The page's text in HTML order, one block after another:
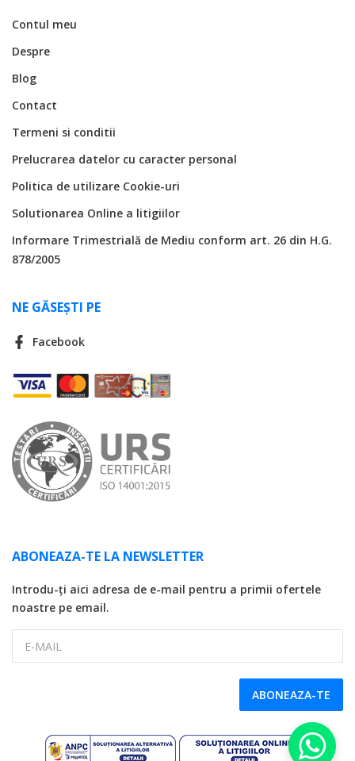
Contul meu
Despre
Blog
Contact
Termeni si conditii
Prelucrarea datelor cu caracter personal
Politica de utilizare Cookie-uri
Solutionarea Online a litigiilor
Informare Trimestrială de Mediu conform art. 26 din H.G.
878/2005
NE GĂSEȘTI PE
Facebook
ABONEAZA-TE LA NEWSLETTER
Introdu-ți aici adresa de e-mail pentru a primii ofertele
noastre pe email.
ABONEAZA-TE